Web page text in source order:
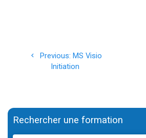
Previous: Previous
post:
MS Visio
Initiation
Rechercher une formation